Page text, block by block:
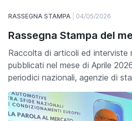
RASSEGNA STAMPA 04/05/2026
Rassegna Stampa del
Raccolta di articoli ed interviste
pubblicati nel mese di Aprile
periodici nazionali, agenzie di